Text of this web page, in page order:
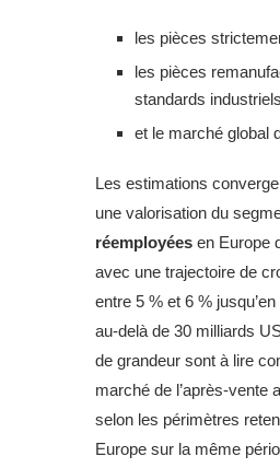
les pièces
les pièces
standards
et le marché global
Les estimations
une valorisation du
réemployées en Europe
avec une trajectoire de
entre 5 % et 6 %
au-delà de 30 milliards
de grandeur sont à lire
marché de l’après-vente
selon les périmètres
Europe sur la même